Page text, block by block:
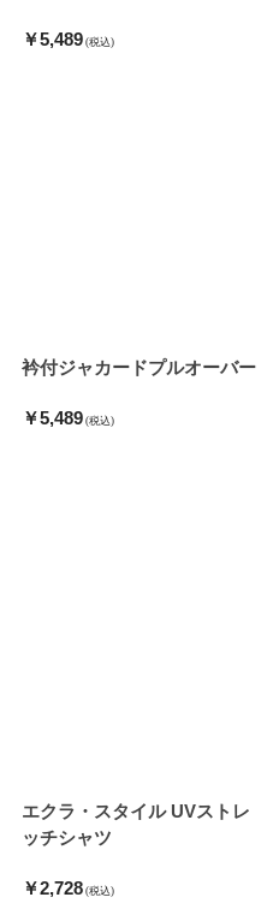
￥5,489 (税込)
衿付ジャカードプルオーバー
￥5,489 (税込)
エクラ・スタイル UVストレ
ッチシャツ
￥2,728 (税込)